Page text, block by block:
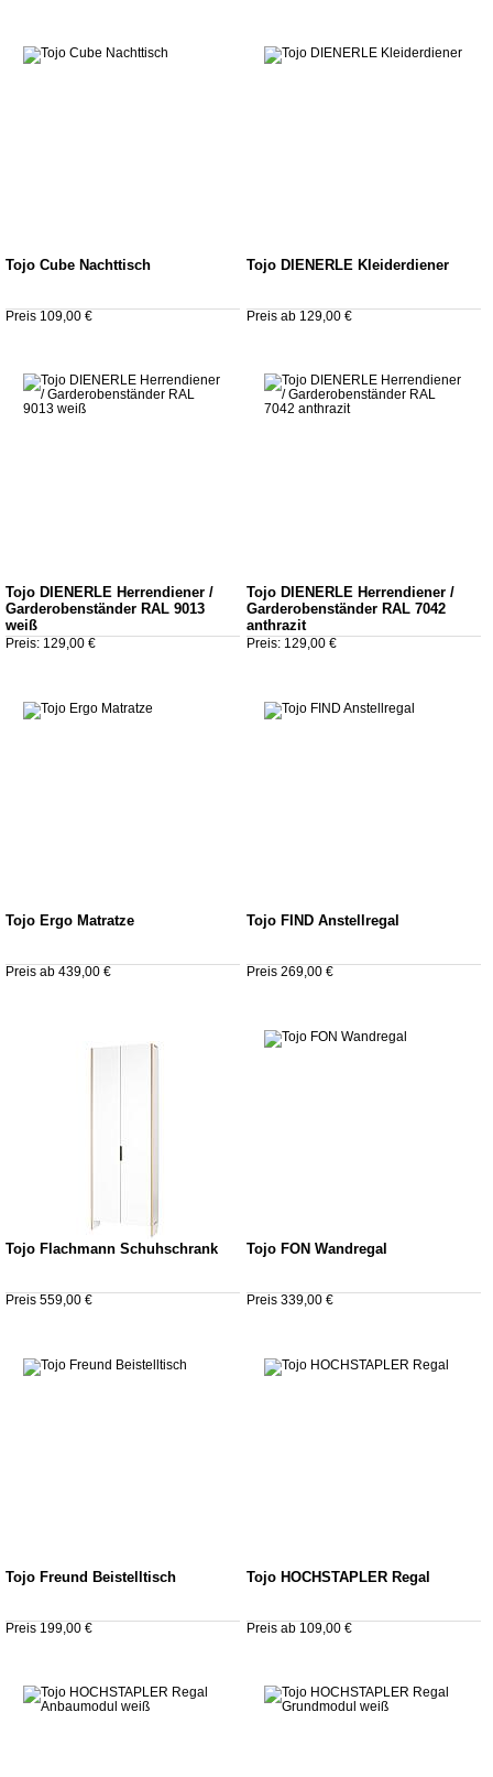
Tojo Cube Nachttisch
Preis 109,00 €
Tojo DIENERLE Kleiderdiener
Preis ab 129,00 €
Tojo DIENERLE Herrendiener /
Garderobenständer RAL 9013
weiß
Preis: 129,00 €
Tojo DIENERLE Herrendiener /
Garderobenständer RAL 7042
anthrazit
Preis: 129,00 €
Tojo Ergo Matratze
Preis ab 439,00 €
Tojo FIND Anstellregal
Preis 269,00 €
Tojo Flachmann Schuhschrank
Preis 559,00 €
Tojo FON Wandregal
Preis 339,00 €
Tojo Freund Beistelltisch
Preis 199,00 €
Tojo HOCHSTAPLER Regal
Preis ab 109,00 €